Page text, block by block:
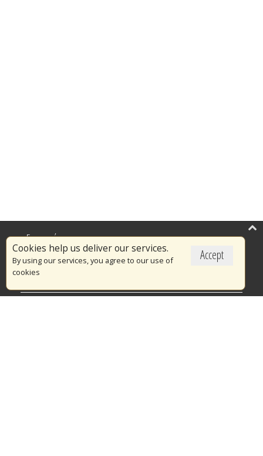
Accept
Cookies help us deliver our services.
By using our services, you agree to our use of
cookies
Επικαιρότητα
Το Πυροσβεστικό Σώμα